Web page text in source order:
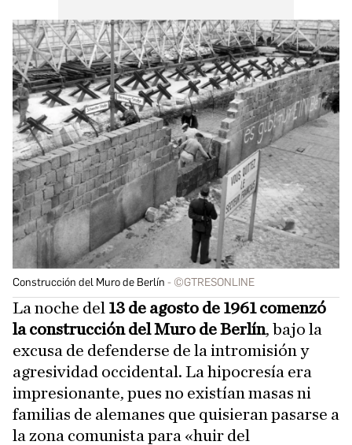
Construcción del Muro de Berlín ©GTRESONLINE
La noche del 13 de agosto de 1961 comenzó
la construcción del Muro de Berlín, bajo la
excusa de defenderse de la intromisión y
agresividad occidental. La hipocresía era
impresionante, pues no existían masas ni
familias de alemanes que quisieran pasarse a
la zona comunista para «huir del